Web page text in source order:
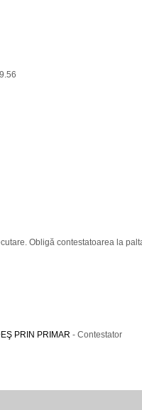
Obligă contestatoarea la
PRIN PRIMAR - Contestator